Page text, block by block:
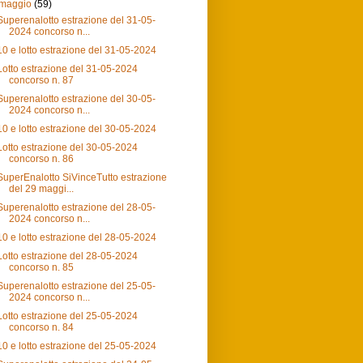
(59)
estrazione del 31-05-
2024 concorso n...
e lotto estrazione del 31-05-2024
estrazione del 31-05-2024
concorso n. 87
estrazione del 30-05-
2024 concorso n...
e lotto estrazione del 30-05-2024
estrazione del 30-05-2024
concorso n. 86
SiVinceTutto estrazione
del 29 maggi...
estrazione del 28-05-
2024 concorso n...
e lotto estrazione del 28-05-2024
estrazione del 28-05-2024
concorso n. 85
estrazione del 25-05-
2024 concorso n...
estrazione del 25-05-2024
concorso n. 84
e lotto estrazione del 25-05-2024